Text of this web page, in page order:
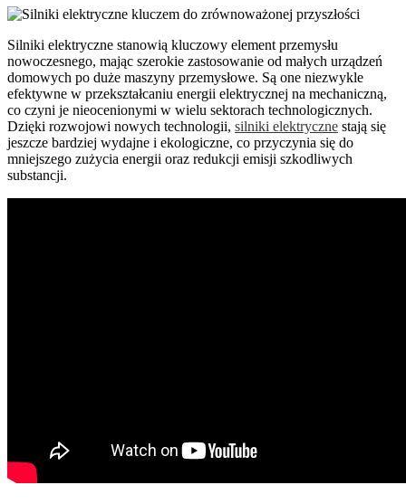
Silniki elektryczne stanowią kluczowy element przemysłu
nowoczesnego, mając szerokie zastosowanie od małych urządzeń
domowych po duże maszyny przemysłowe. Są one niezwykle
efektywne w przekształcaniu energii elektrycznej na mechaniczną,
co czyni je nieocenionymi w wielu sektorach technologicznych.
Dzięki rozwojowi nowych technologii, silniki elektryczne stają się
jeszcze bardziej wydajne i ekologiczne, co przyczynia się do
mniejszego zużycia energii oraz redukcji emisji szkodliwych
substancji.